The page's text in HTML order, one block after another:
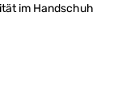
im Handschuh